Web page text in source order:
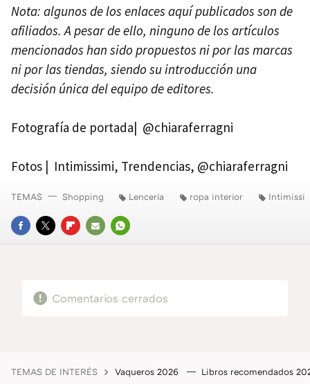
Nota: algunos de los enlaces aquí publicados son de
afiliados. A pesar de ello, ninguno de los artículos
mencionados han sido propuestos ni por las marcas
ni por las tiendas, siendo su introducción una
decisión única del equipo de editores.
Fotografía de portada| @chiaraferragni
Fotos | Intimissimi, Trendencias, @chiaraferragni
FACEBOOK
TWITTERFLIPBOARD
E-
WHATSAPP
TEMAS Shopping Lencería ropa interior Intimissi
Comentarios cerrados
TEMAS DE INTERÉS Vaqueros 2026 Libros recomendados